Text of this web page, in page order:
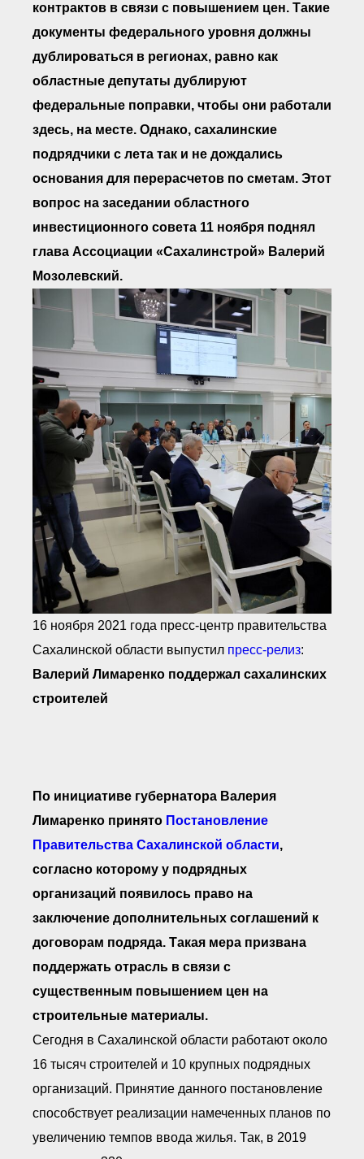
Застройщиков
● Реестр членов
заказчиков
Ассоциации с правом
имеющих строительные
Архив реестров
Общественный контроль
Политика информационной
Антикоррупционная политика
Орган надзора
Видеоматериалы
Членство в НКО
Работа в Общественных советах
Законодательство РФ по
техническим регламентам
Повышение квалификации,
профессиональная
переподготовка
контрактов в связи с повышением цен. Такие
документы федерального уровня должны
дублироваться в регионах, равно как
областные депутаты дублируют
федеральные поправки, чтобы они работали
здесь, на месте. Однако, сахалинские
подрядчики с лета так и не дождались
основания для перерасчетов по сметам. Этот
вопрос на заседании областного
инвестиционного совета 11 ноября поднял
глава Ассоциации «Сахалинстрой» Валерий
Мозолевский.
16 ноября 2021 года пресс-центр правительства
Сахалинской области выпустил пресс-релиз:
Валерий Лимаренко поддержал сахалинских
строителей
По инициативе губернатора Валерия
Лимаренко принято Постановление
Правительства Сахалинской области,
согласно которому у подрядных
организаций появилось право на
заключение дополнительных соглашений к
договорам подряда. Такая мера призвана
поддержать отрасль в связи с
существенным повышением цен на
строительные материалы.
Сегодня в Сахалинской области работают около
16 тысяч строителей и 10 крупных подрядных
организаций. Принятие данного постановление
способствует реализации намеченных планов по
увеличению темпов ввода жилья. Так, в 2019